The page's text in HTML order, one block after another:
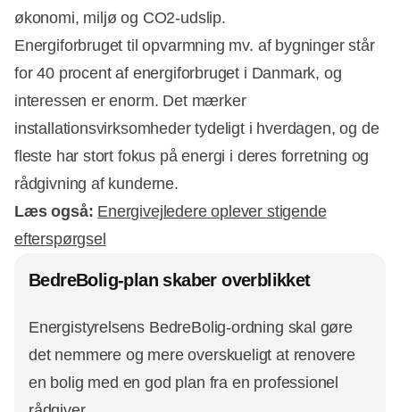
økonomi, miljø og CO2-udslip.
Energiforbruget til opvarmning mv. af bygninger står
for 40 procent af energiforbruget i Danmark, og
interessen er enorm. Det mærker
installationsvirksomheder tydeligt i hverdagen, og de
fleste har stort fokus på energi i deres forretning og
rådgivning af kunderne.
Annonce
Læs også: Energivejledere oplever stigende
efterspørgsel
BedreBolig-plan skaber overblikket
Energistyrelsens BedreBolig-ordning skal gøre
det nemmere og mere overskueligt at renovere
en bolig med en god plan fra en professionel